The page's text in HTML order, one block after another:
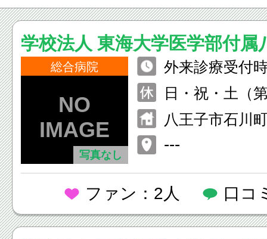
学校法人 東海大学医学部付属
総合病院
写真なし
外来診療受付
0(診察開始
日・祝・土（
年始
八王子市石川
---
ファン：2人 口コ